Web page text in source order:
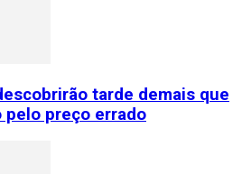
tarde demais que
pelo preço errado